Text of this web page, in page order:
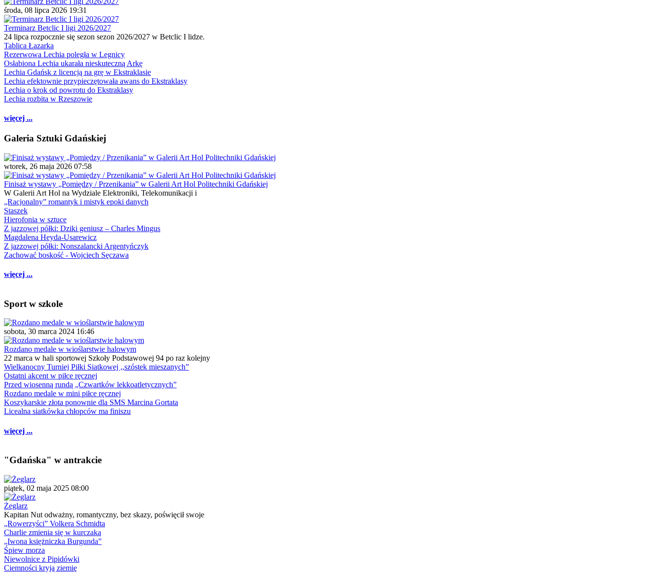
środa, 08 lipca 2026 19:31
Terminarz Betclic I ligi 2026/2027
24 lipca rozpocznie się sezon sezon 2026/2027 w Betclic I lidze.
Tablica Łazarka
Rezerwowa Lechia poległa w Legnicy
Osłabiona Lechia ukarała nieskuteczną Arkę
Lechia Gdańsk z licencją na grę w Ekstraklasie
Lechia efektownie przypieczętowała awans do Ekstraklasy
Lechia o krok od powrotu do Ekstraklasy
Lechia rozbita w Rzeszowie
więcej ...
Galeria Sztuki Gdańskiej
wtorek, 26 maja 2026 07:58
Finisaż wystawy „Pomiędzy / Przenikania” w Galerii Art Hol Politechniki Gdańskiej
W Galerii Art Hol na Wydziale Elektroniki, Telekomunikacji i
„Racjonalny” romantyk i mistyk epoki danych
Staszek
Hierofonia w sztuce
Z jazzowej półki: Dziki geniusz – Charles Mingus
Magdalena Heyda-Usarewicz
Z jazzowej półki: Nonszalancki Argentyńczyk
Zachować boskość - Wojciech Sęczawa
więcej ...
Sport w szkole
sobota, 30 marca 2024 16:46
Rozdano medale w wioślarstwie halowym
22 marca w hali sportowej Szkoły Podstawowej 94 po raz kolejny
Wielkanocny Turniej Piłki Siatkowej ,,szóstek mieszanych”
Ostatni akcent w piłce ręcznej
Przed wiosenną rundą „Czwartków lekkoatletycznych”
Rozdano medale w mini piłce ręcznej
Koszykarskie złota ponownie dla SMS Marcina Gortata
Licealna siatkówka chłopców ma finiszu
więcej ...
"Gdańska" w antrakcie
piątek, 02 maja 2025 08:00
Żeglarz
Kapitan Nut odważny, romantyczny, bez skazy, poświęcił swoje
„Rowerzyści” Volkera Schmidta
Charlie zmienia się w kurczaka
„Iwona księżniczka Burgunda”
Śpiew morza
Niewolnice z Pipidówki
Ciemności kryją ziemię